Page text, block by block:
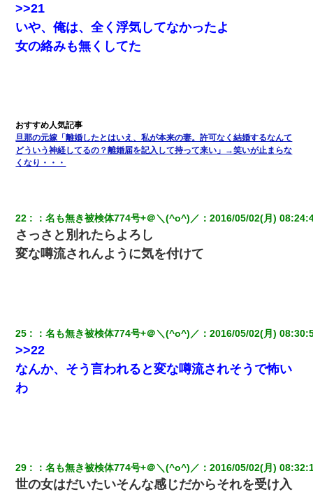
>>21
いや、俺は、全く浮気してなかったよ
女の絡みも無くしてた
旦那の元嫁「離婚したとはいえ、私が本来の妻。許可なく結婚するなんて
どういう神経してるの？離婚届を記入して持って来い」→笑いが止まらな
くなり・・・
22 ：名も無き被検体774号+＠＼(^o^)／ ：2016/05/02(月)
さっさと別れたらよろし
変な噂流されんように気を付けて
25 ：名も無き被検体774号+＠＼(^o^)／ ：2016/05/02(月)
>>22
なんか、そう言われると変な噂流されそうで怖い
わ
29 ：名も無き被検体774号+＠＼(^o^)／ ：2016/05/02(月)
世の女はだいたいそんな感じだからそれを受け入